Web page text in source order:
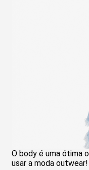
O body é uma ótima
usar a moda outwear!